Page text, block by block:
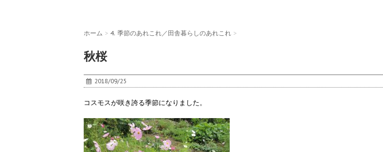
ホーム > 4. 季節のあれこれ／田舎暮らしのあれこれ >
秋桜
2018/09/25
コスモスが咲き誇る季節になりました。